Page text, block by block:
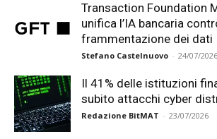
Transaction Foundation
unifica l’IA bancaria
frammentazione dei dati
Stefano Castelnuovo - 24/07/2026
Il 41% delle istituzioni
subito attacchi cyber
Redazione BitMAT - 23/07/2026